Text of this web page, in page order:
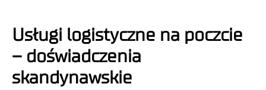
Usługi logistyczne na poczcie
– doświadczenia
skandynawskie